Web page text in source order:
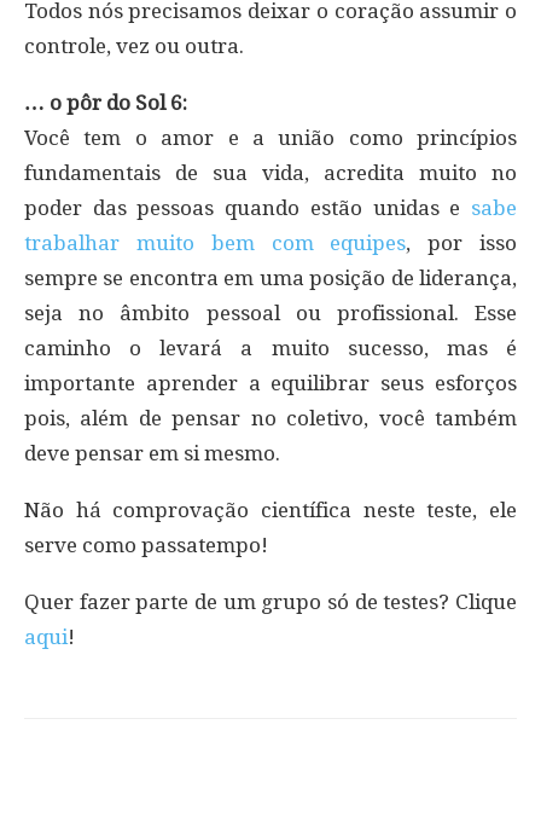
Todos nós precisamos deixar o coração assumir o
controle, vez ou outra.
… o pôr do Sol 6:
Você tem o amor e a união como princípios
fundamentais de sua vida, acredita muito no
poder das pessoas quando estão unidas e sabe
trabalhar muito bem com equipes, por isso
sempre se encontra em uma posição de liderança,
seja no âmbito pessoal ou profissional. Esse
caminho o levará a muito sucesso, mas é
importante aprender a equilibrar seus esforços
pois, além de pensar no coletivo, você também
deve pensar em si mesmo.
Não há comprovação científica neste teste, ele
serve como passatempo!
Quer fazer parte de um grupo só de testes? Clique
aqui!